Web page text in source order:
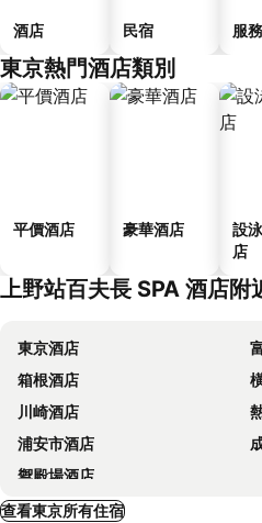
酒店 民宿 服
東京熱門酒店類別
平價酒店 豪華酒店
設
店
上野站百夫長 SPA 酒店附
東京酒店
箱根酒店
川崎酒店
浦安市酒店
禦殿場酒店
查看東京所有住宿